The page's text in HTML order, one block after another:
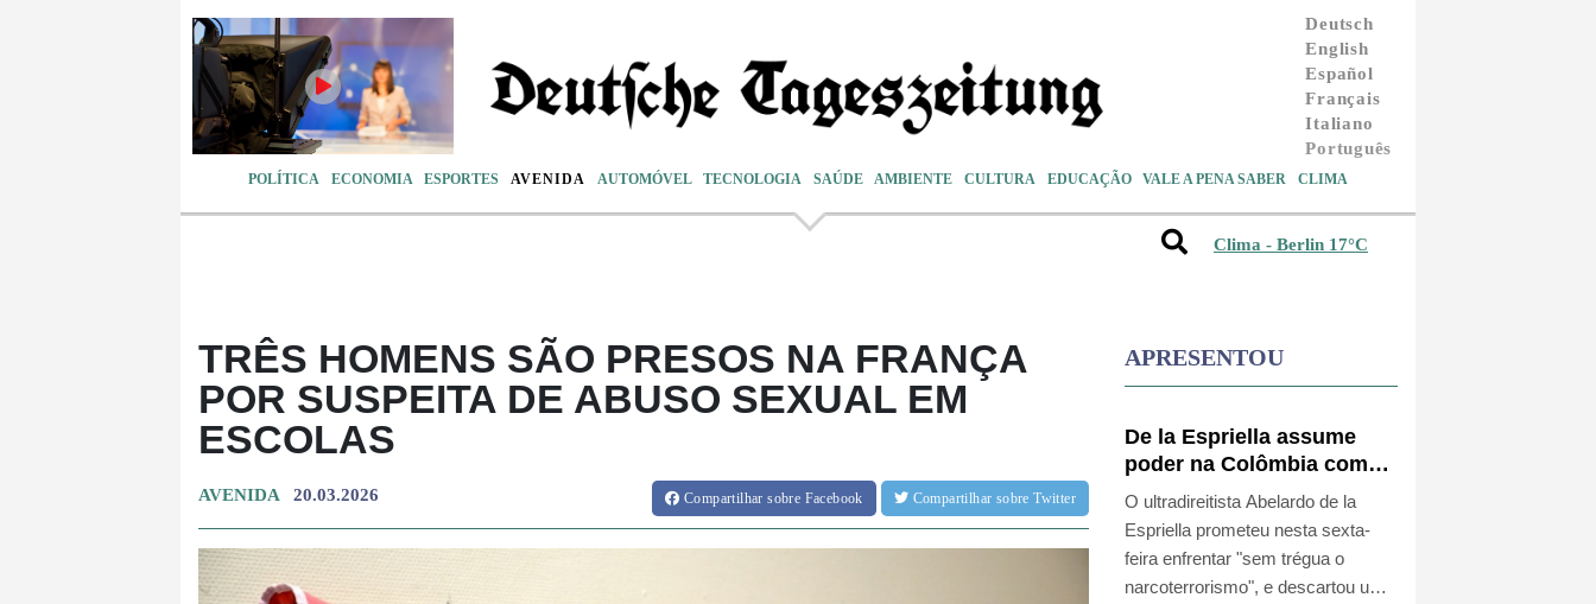
Deutsch
English
Español
Français
Italiano
Português
POLÍTICA ECONOMIA ESPORTES AVENIDA AUTOMÓVEL TECNOLOGIA SAÚDE AMBIENTE CULTURA EDUCAÇÃO VALE A PENA SABER CLIMA
Clima - Berlin 17°C
TRÊS HOMENS SÃO PRESOS NA FRANÇA
POR SUSPEITA DE ABUSO SEXUAL EM
ESCOLAS
AVENIDA 20.03.2026 Compartilharsobre Facebook Compartilhar sobre Twitter
APRESENTOU
De la Espriella assume
poder na Colômbia com
foco no 'narcoterrorismo'
O ultradireitista Abelardo de la
Espriella prometeu nesta sexta-
feira enfrentar "sem trégua o
narcoterrorismo", e descartou uma